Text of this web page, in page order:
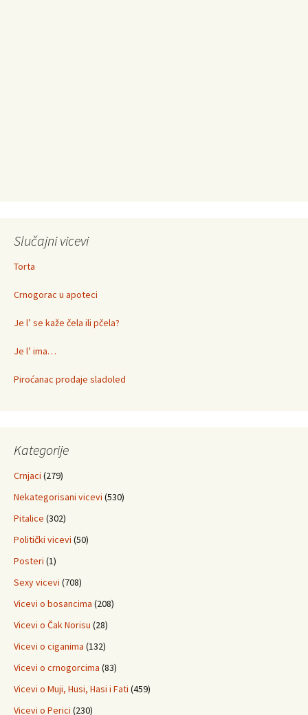
Slučajni vicevi
Torta
Crnogorac u apoteci
Je l’ se kaže čela ili pčela?
Je l’ ima…
Piroćanac prodaje sladoled
Kategorije
Crnjaci (279)
Nekategorisani vicevi (530)
Pitalice (302)
Politički vicevi (50)
Posteri (1)
Sexy vicevi (708)
Vicevi o bosancima (208)
Vicevi o Čak Norisu (28)
Vicevi o ciganima (132)
Vicevi o crnogorcima (83)
Vicevi o Muji, Husi, Hasi i Fati (459)
Vicevi o Perici (230)